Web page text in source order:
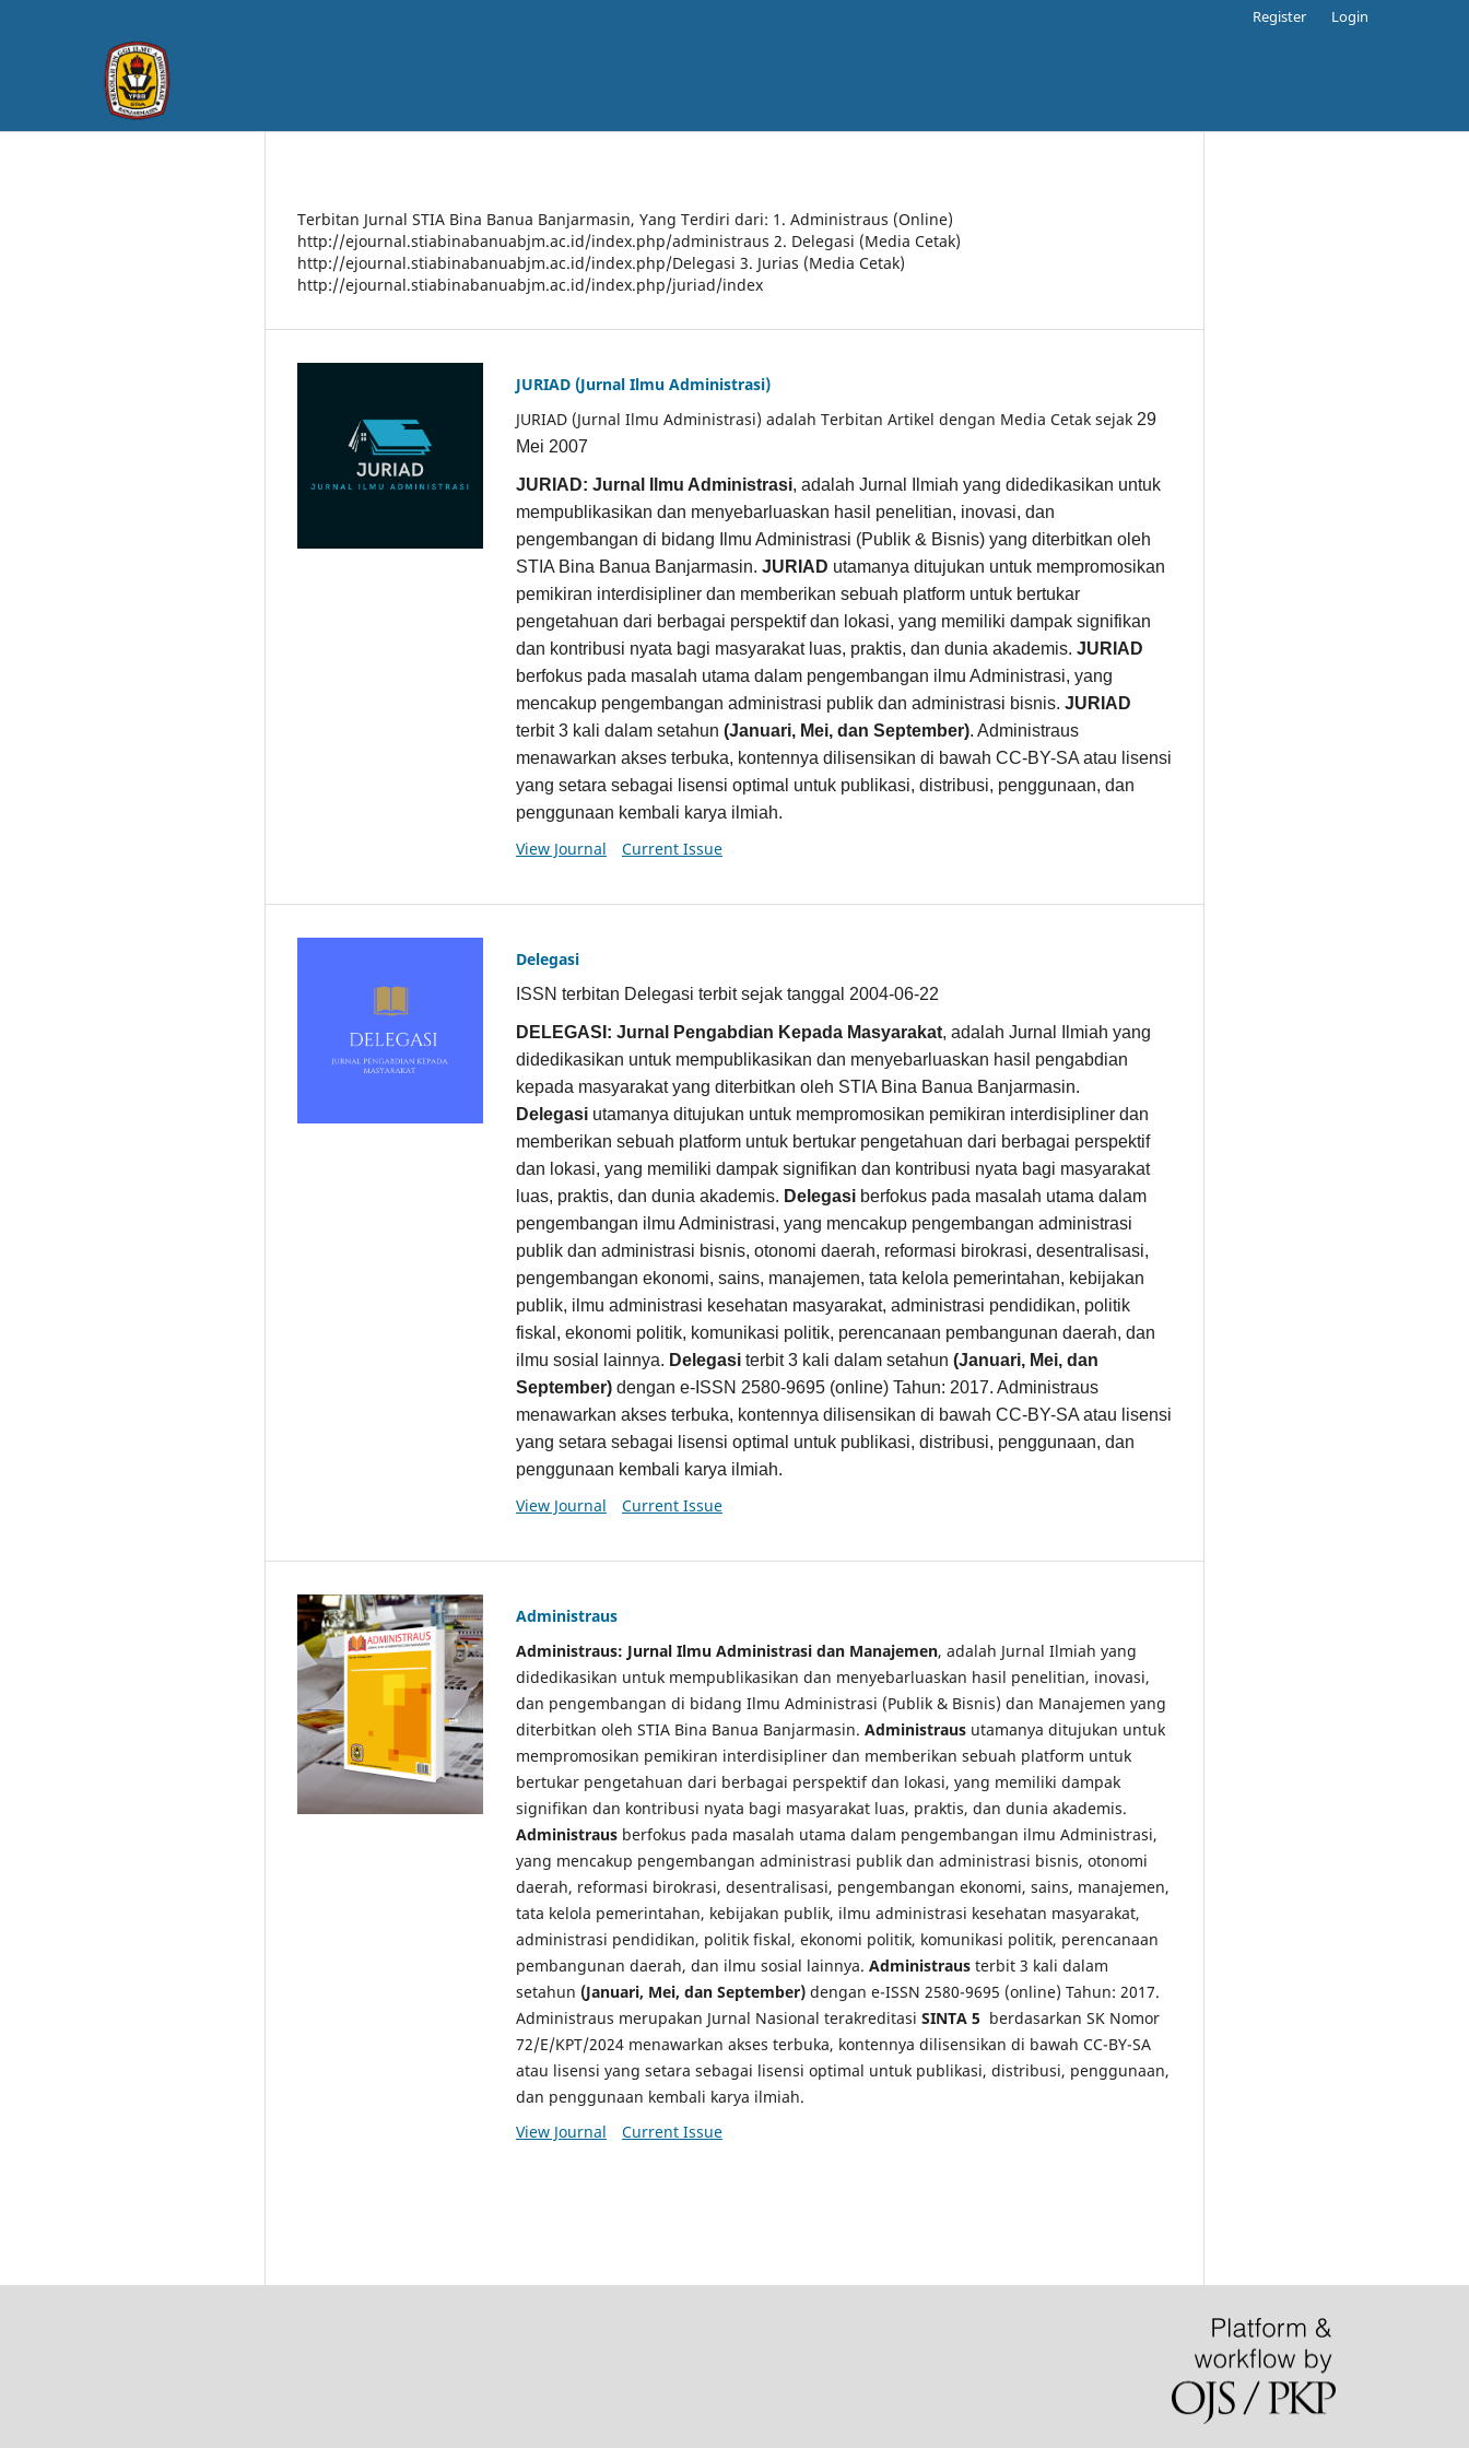
Register Login
Terbitan Jurnal STIA Bina Banua Banjarmasin, Yang Terdiri dari: 1. Administraus (Online)
http://ejournal.stiabinabanuabjm.ac.id/index.php/administraus 2. Delegasi (Media Cetak)
http://ejournal.stiabinabanuabjm.ac.id/index.php/Delegasi 3. Jurias (Media Cetak)
http://ejournal.stiabinabanuabjm.ac.id/index.php/juriad/index
JURIAD (Jurnal Ilmu Administrasi)
JURIAD (Jurnal Ilmu Administrasi) adalah Terbitan Artikel dengan Media Cetak sejak 29
Mei 2007
JURIAD: Jurnal Ilmu Administrasi, adalah Jurnal Ilmiah yang didedikasikan untuk
mempublikasikan dan menyebarluaskan hasil penelitian, inovasi, dan
pengembangan di bidang Ilmu Administrasi (Publik & Bisnis) yang diterbitkan oleh
STIA Bina Banua Banjarmasin. JURIAD utamanya ditujukan untuk mempromosikan
pemikiran interdisipliner dan memberikan sebuah platform untuk bertukar
pengetahuan dari berbagai perspektif dan lokasi, yang memiliki dampak signifikan
dan kontribusi nyata bagi masyarakat luas, praktis, dan dunia akademis. JURIAD
berfokus pada masalah utama dalam pengembangan ilmu Administrasi, yang
mencakup pengembangan administrasi publik dan administrasi bisnis. JURIAD
terbit 3 kali dalam setahun (Januari, Mei, dan September). Administraus
menawarkan akses terbuka, kontennya dilisensikan di bawah CC-BY-SA atau lisensi
yang setara sebagai lisensi optimal untuk publikasi, distribusi, penggunaan, dan
penggunaan kembali karya ilmiah.
View Journal Current Issue
Delegasi
ISSN terbitan Delegasi terbit sejak tanggal 2004-06-22
DELEGASI: Jurnal Pengabdian Kepada Masyarakat, adalah Jurnal Ilmiah yang
didedikasikan untuk mempublikasikan dan menyebarluaskan hasil pengabdian
kepada masyarakat yang diterbitkan oleh STIA Bina Banua Banjarmasin.
Delegasi utamanya ditujukan untuk mempromosikan pemikiran interdisipliner dan
memberikan sebuah platform untuk bertukar pengetahuan dari berbagai perspektif
dan lokasi, yang memiliki dampak signifikan dan kontribusi nyata bagi masyarakat
luas, praktis, dan dunia akademis. Delegasi berfokus pada masalah utama dalam
pengembangan ilmu Administrasi, yang mencakup pengembangan administrasi
publik dan administrasi bisnis, otonomi daerah, reformasi birokrasi, desentralisasi,
pengembangan ekonomi, sains, manajemen, tata kelola pemerintahan, kebijakan
publik, ilmu administrasi kesehatan masyarakat, administrasi pendidikan, politik
fiskal, ekonomi politik, komunikasi politik, perencanaan pembangunan daerah, dan
ilmu sosial lainnya. Delegasi terbit 3 kali dalam setahun (Januari, Mei, dan
September) dengan e-ISSN 2580-9695 (online) Tahun: 2017. Administraus
menawarkan akses terbuka, kontennya dilisensikan di bawah CC-BY-SA atau lisensi
yang setara sebagai lisensi optimal untuk publikasi, distribusi, penggunaan, dan
penggunaan kembali karya ilmiah.
View Journal Current Issue
Administraus
Administraus: Jurnal Ilmu Administrasi dan Manajemen, adalah Jurnal Ilmiah yang
didedikasikan untuk mempublikasikan dan menyebarluaskan hasil penelitian, inovasi,
dan pengembangan di bidang Ilmu Administrasi (Publik & Bisnis) dan Manajemen yang
diterbitkan oleh STIA Bina Banua Banjarmasin. Administraus utamanya ditujukan untuk
mempromosikan pemikiran interdisipliner dan memberikan sebuah platform untuk
bertukar pengetahuan dari berbagai perspektif dan lokasi, yang memiliki dampak
signifikan dan kontribusi nyata bagi masyarakat luas, praktis, dan dunia akademis.
Administraus berfokus pada masalah utama dalam pengembangan ilmu Administrasi,
yang mencakup pengembangan administrasi publik dan administrasi bisnis, otonomi
daerah, reformasi birokrasi, desentralisasi, pengembangan ekonomi, sains, manajemen,
tata kelola pemerintahan, kebijakan publik, ilmu administrasi kesehatan masyarakat,
administrasi pendidikan, politik fiskal, ekonomi politik, komunikasi politik, perencanaan
pembangunan daerah, dan ilmu sosial lainnya. Administraus terbit 3 kali dalam
setahun (Januari, Mei, dan September) dengan e-ISSN 2580-9695 (online) Tahun: 2017.
Administraus merupakan Jurnal Nasional terakreditasi SINTA 5 berdasarkan SK Nomor
72/E/KPT/2024 menawarkan akses terbuka, kontennya dilisensikan di bawah CC-BY-SA
atau lisensi yang setara sebagai lisensi optimal untuk publikasi, distribusi, penggunaan,
dan penggunaan kembali karya ilmiah.
View Journal
Current Issue